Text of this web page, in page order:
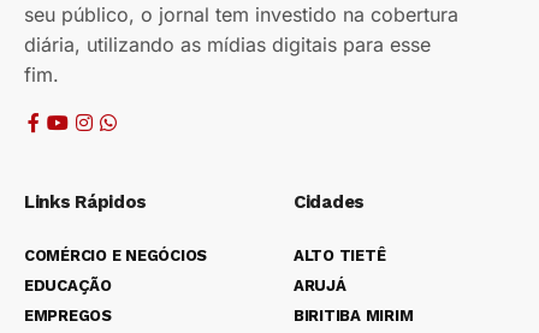
seu público, o jornal tem investido na cobertura
diária, utilizando as mídias digitais para esse
fim.
Links Rápidos
COMÉRCIO E NEGÓCIOS
EDUCAÇÃO
EMPREGOS
Cidades
ALTO TIETÊ
ARUJÁ
BIRITIBA MIRIM